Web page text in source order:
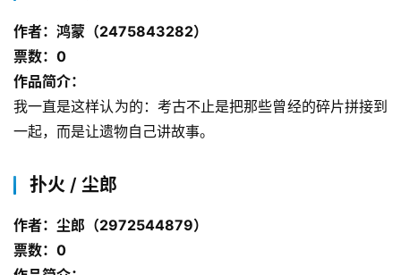
作者：鸿蒙（2475843282）
票数：0
作品简介：
我一直是这样认为的：考古不止是把那些曾经的碎片拼接到
一起，而是让遗物自己讲故事。
扑火 / 尘郎
作者：尘郎（2972544879）
票数：0